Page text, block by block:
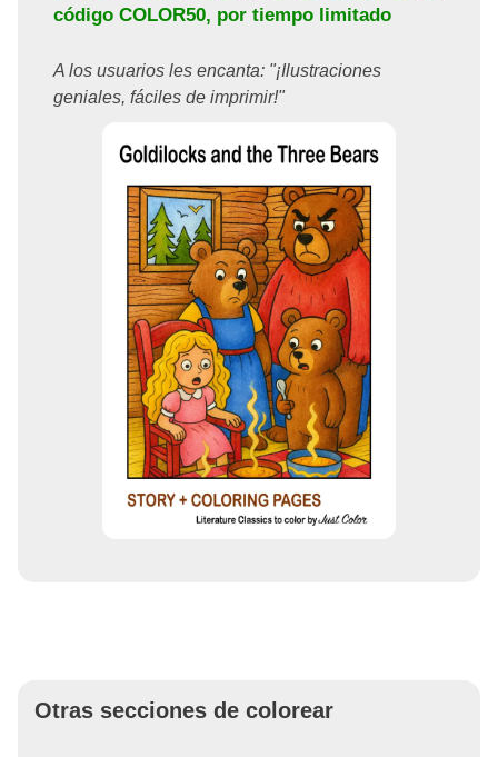
código COLOR50, por tiempo limitado
A los usuarios les encanta: "¡Ilustraciones
geniales, fáciles de imprimir!"
Otras secciones de colorear